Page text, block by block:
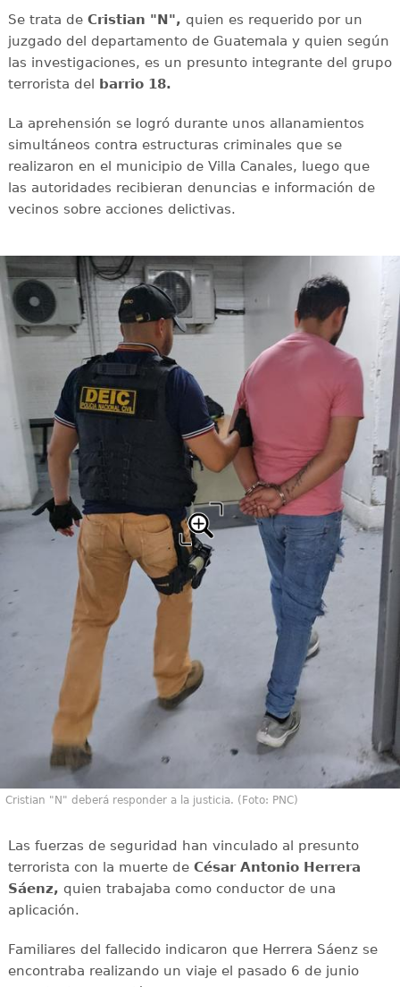
Se trata de Cristian "N", quien es requerido por un
juzgado del departamento de Guatemala y quien según
las investigaciones, es un presunto integrante del grupo
terrorista del barrio 18.
La aprehensión se logró durante unos allanamientos
simultáneos contra estructuras criminales que se
realizaron en el municipio de Villa Canales, luego que
las autoridades recibieran denuncias e información de
vecinos sobre acciones delictivas.
Cristian "N" deberá responder a la justicia. (Foto: PNC)
Las fuerzas de seguridad han vinculado al presunto
terrorista con la muerte de César Antonio Herrera
Sáenz, quien trabajaba como conductor de una
aplicación.
Familiares del fallecido indicaron que Herrera Sáenz se
encontraba realizando un viaje el pasado 6 de junio